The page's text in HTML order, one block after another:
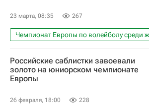
23 марта, 08:35 267
Чемпионат Европы по волейболу среди
Спорт
Кирилл Бородачев
Международная федерация фехтования
Токио
Российские саблистки завоевали
золото на юниорском чемпионате
Европы
26 февраля, 18:00 228